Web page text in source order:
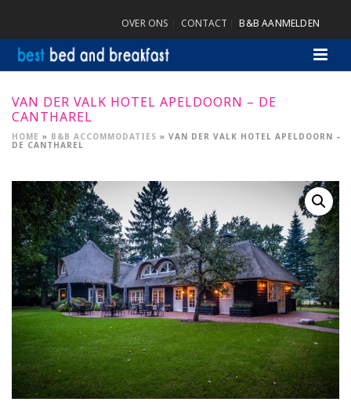
OVER ONS CONTACT B&B AANMELDEN
VAN DER VALK HOTEL APELDOORN – DE
CANTHAREL
HOME » B&B ACCOMMODATIES » VAN DER VALK HOTEL APELDOORN –
DE CANTHAREL